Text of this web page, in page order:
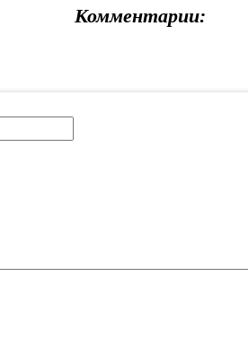
Комментарии: